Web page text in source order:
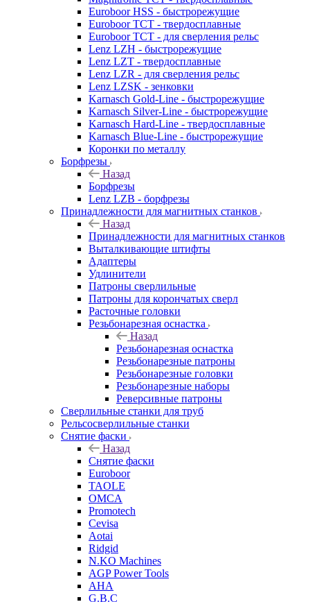
Euroboor HSS - быстрорежущие
Euroboor TCT - твердосплавные
Euroboor TCT - для сверления рельс
Lenz LZH - быстрорежущие
Lenz LZT - твердосплавные
Lenz LZR - для сверления рельс
Lenz LZSK - зенковки
Karnasch Gold-Line - быстрорежущие
Karnasch Silver-Line - быстрорежущие
Karnasch Hard-Line - твердосплавные
Karnasch Blue-Line - быстрорежущие
Коронки по металлу
Борфрезы
Назад
Борфрезы
Lenz LZB - борфрезы
Принадлежности для магнитных станков
Назад
Принадлежности для магнитных станков
Выталкивающие штифты
Адаптеры
Удлинители
Патроны сверлильные
Патроны для корончатых сверл
Расточные головки
Резьбонарезная оснастка
Назад
Резьбонарезная оснастка
Резьбонарезные патроны
Резьбонарезные головки
Резьбонарезные наборы
Реверсивные патроны
Сверлильные станки для труб
Рельсосверлильные станки
Снятие фаски
Назад
Снятие фаски
Euroboor
TAOLE
OMCA
Promotech
Cevisa
Aotai
Ridgid
N.KO Machines
AGP Power Tools
AHA
G.B.C